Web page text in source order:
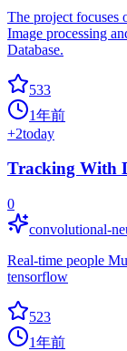
The project focuses
Image processing
Database.
533
1年前
+2today
Tracking With
0
convolutional-
Real-time people
tensorflow
523
1年前